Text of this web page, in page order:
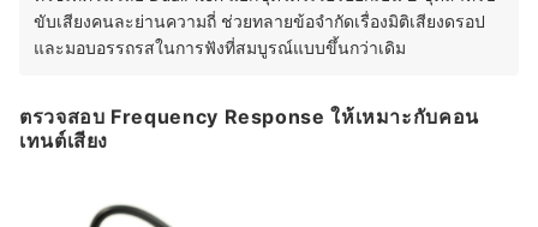
ขับเสียงคนละย่านความถี่ ช่วยทลายข้อจำกัดเรื่องมิติเสียงดรอป
และมอบอรรถรสในการฟังที่สมบูรณ์แบบขึ้นกว่าเดิม
ตรวจสอบ Frequency Response ให้เหมาะกับคอน
เทนต์เสียง